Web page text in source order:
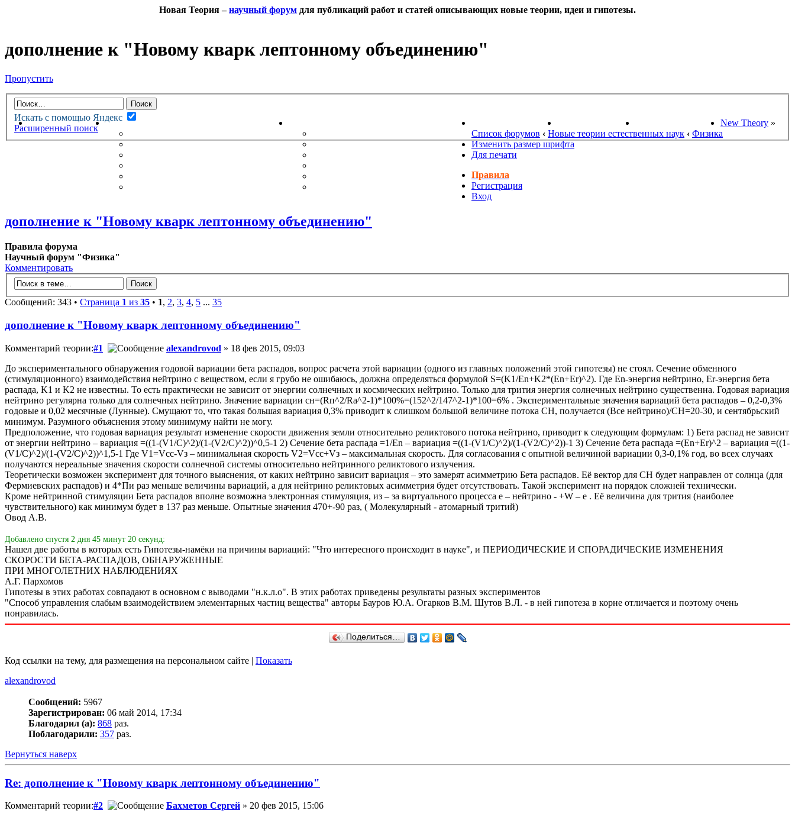
Новая Теория –научный форум для публикаций работ и статей описывающих новые теории, идеи и гипотезы.
дополнение к "Новому кварк лептонному объединению"
Пропустить
Искать с помощью Яндекс
Расширенный поиск
НОВАЯ ТЕОРИЯФОРУМ
НЕПРОЧИТАННЫЕ СООБЩЕНИЯ
ПОЖЕЛАНИЯ
НОВОСТИ НАУКИ ПОИСК ТЕОРИЙ СТАРЫЙ ПОРТАЛ New Theory »
Список форумов ‹ Новые теории естественных наук ‹ Физика
Изменить размер шрифта
Для печати
Правила
Регистрация
Вход
дополнение к "Новому кварк лептонному объединению"
Правила форума
Научный форум "Физика"
Комментировать
Сообщений: 343 • Страница 1 из 35 • 1, 2, 3, 4, 5 ... 35
дополнение к "Новому кварк лептонному объединению"
Комментарий теории:#1 alexandrovod » 18 фев 2015, 09:03
До экспериментального обнаружения годовой вариации бета распадов, вопрос расчета этой вариации (одного из главных положений этой гипотезы) не стоял. Сечение обменного
(стимуляционного) взаимодействия нейтрино с веществом, если я грубо не ошибаюсь, должна определяться формулой S=(K1/En+K2*(En+Er)^2). Где En-энергия нейтрино, Er-энергия бета
распада, K1 и K2 не известны. То есть практически не зависит от энергии солнечных и космических нейтрино. Только для трития энергия солнечных нейтрино существенна. Годовая вариация
нейтрино регулярна только для солнечных нейтрино. Значение вариации сн=(Rп^2/Rа^2-1)*100%=(152^2/147^2-1)*100=6% . Экспериментальные значения вариаций бета распадов – 0,2-0,3%
годовые и 0,02 месячные (Лунные). Смущают то, что такая большая вариация 0,3% приводит к слишком большой величине потока СН, получается (Все нейтрино)/СН=20-30, и сентябрьский
минимум. Разумного объяснения этому минимуму найти не могу.
Предположение, что годовая вариация результат изменение скорости движения земли относительно реликтового потока нейтрино, приводит к следующим формулам: 1) Бета распад не зависит
от энергии нейтрино – вариация =((1-(V1/C)^2)/(1-(V2/C)^2))^0,5-1 2) Сечение бета распада =1/Еn – вариация =((1-(V1/C)^2)/(1-(V2/C)^2))-1 3) Сечение бета распада =(En+Er)^2 – вариация =((1-
(V1/C)^2)/(1-(V2/C)^2))^1,5-1 Где V1=Vcc-Vз – минимальная скорость V2=Vcc+Vз – максимальная скорость. Для согласования с опытной величиной вариации 0,3-0,1% год, во всех случаях
получаются нереальные значения скорости солнечной системы относительно нейтринного реликтового излучения.
Теоретически возможен эксперимент для точного выяснения, от каких нейтрино зависит вариация – это замерят асимметрию Бета распадов. Её вектор для СН будет направлен от солнца (для
Фермиевских распадов) и 4*Пи раз меньше величины вариаций, а для нейтрино реликтовых асимметрия будет отсутствовать. Такой эксперимент на порядок сложней технически.
Кроме нейтринной стимуляции Бета распадов вполне возможна электронная стимуляция, из – за виртуального процесса e – нейтрино - +W – e . Её величина для трития (наиболее
чувствительного) как минимум будет в 137 раз меньше. Опытные значения 470+-90 раз, ( Молекулярный - атомарный тритий)
Овод А.В.
Добавлено спустя 2 дня 45 минут 20 секунд:
Нашел две работы в которых есть Гипотезы-намёки на причины вариаций: "Что интересного происходит в науке", и ПЕРИОДИЧЕСКИЕ И СПОРАДИЧЕСКИЕ ИЗМЕНЕНИЯ
СКОРОСТИ БЕТА-РАСПАДОВ, ОБНАРУЖЕННЫЕ
ПРИ МНОГОЛЕТНИХ НАБЛЮДЕНИЯХ
А.Г. Пархомов
Гипотезы в этих работах совпадают в основном с выводами "н.к.л.о". В этих работах приведены результаты разных экспериментов
"Способ управления слабым взаимодействием элементарных частиц вещества" авторы Бауров Ю.А. Огарков В.М. Шутов В.Л. - в ней гипотеза в корне отличается и поэтому очень
понравилась.
Поделиться…
Код ссылки на тему, для размещения на персональном сайте | Показать
alexandrovod
Сообщений: 5967
Зарегистрирован: 06 май 2014, 17:34
Благодарил (а): 868 раз.
Поблагодарили: 357 раз.
Вернуться наверх
Re: дополнение к "Новому кварк лептонному объединению"
Комментарий теории:#2 Бахметов Сергей » 20 фев 2015, 15:06